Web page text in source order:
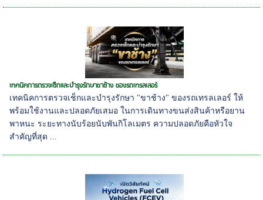
เทคนิคการตรวจเช็กและบำรุงรักษาขาช้าง ของรถเทรลเลอร์
เทคนิคการตรวจเช็กและบำรุงรักษา "ขาช้าง" ของรถเทรลเลอร์ ให้
พร้อมใช้งานและปลอดภัยเสมอ ในการเดินทางขนส่งสินค้าหรือยาน
พาหนะ ระยะทางนับร้อยนับพันกิโลเมตร ความปลอดภัยคือหัวใจ
สำคัญที่สุด ...